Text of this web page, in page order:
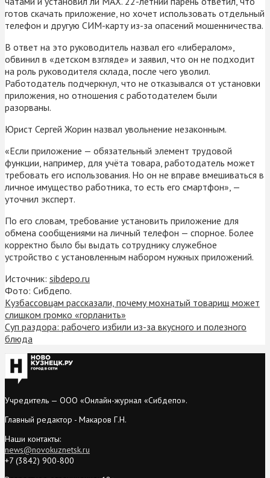
готов скачать приложение, но хочет использовать отдельный
телефон и другую СИМ-карту из-за опасений мошенничества.
В ответ на это руководитель назвал его «либералом»,
обвинил в «детском взгляде» и заявил, что он не подходит
на роль руководителя склада, после чего уволил.
Работодатель подчеркнул, что не отказывался от установки
приложения, но отношения с работодателем были
разорваны.
Юрист Сергей Жорин назвал увольнение незаконным.
«Если приложение — обязательный элемент трудовой
функции, например, для учёта товара, работодатель может
требовать его использования. Но он не вправе вмешиваться в
личное имущество работника, то есть его смартфон», —
уточнил эксперт.
По его словам, требование установить приложение для
обмена сообщениями на личный телефон — спорное. Более
корректно было бы выдать сотруднику служебное
устройство с установленным набором нужных приложений.
Источник: sibdepo.ru
Фото: Сибдепо.
Кузбассовцам рассказали, почему мохнатый товарищ может
слишком громко «горланить»
Суп раздора: рабочего избили из-за вкусного и полезного
блюда
Учредитель — ООО «Онлайн-журнал «Сибдепо».
Главный редактор - Макаров Г.Н.
Наши контакты:
news@novokuznetsk.ru
+7 (3842) 900-800